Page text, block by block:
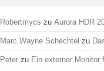
Robertmycs zu Aurora HDR
Marc Wayne Schechtel zu
Peter zu Ein externer Monitor